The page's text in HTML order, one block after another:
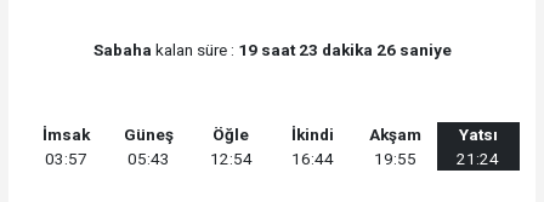
Sabaha kalan süre : 19 saat 23 dakika 26 saniye
İmsak
03:57
Güneş
05:43
Öğle
12:54
İkindi
16:44
Akşam
19:55
Yatsı
21:24